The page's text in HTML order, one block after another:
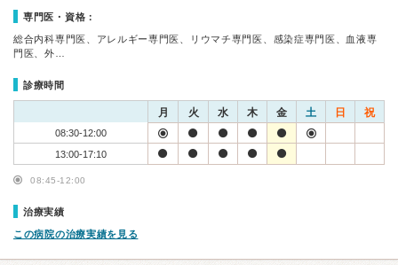
専門医・資格：
総合内科専門医、アレルギー専門医、リウマチ専門医、感染症専門医、血液専
門医、外…
診療時間
月 火 水 木 金 土 日 祝
08:30-12:00
13:00-17:10
08:45-12:00
治療実績
この病院の治療実績を見る